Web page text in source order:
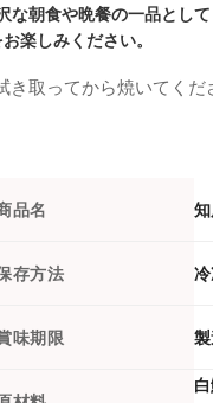
朝食や晩餐の一品として
楽しみください。
取ってから焼いてくだ
品名
存方法
味期限